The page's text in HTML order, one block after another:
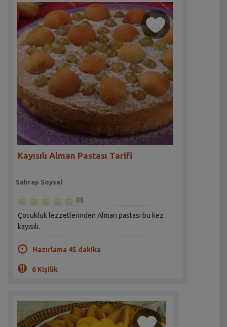
Kayısılı Alman Pastası Tarifi
Sahrap Soysal
(0)
Çocukluk lezzetlerinden Alman pastası bu kez
kayısılı.
Hazırlama 45 dakika
6 Kişilik